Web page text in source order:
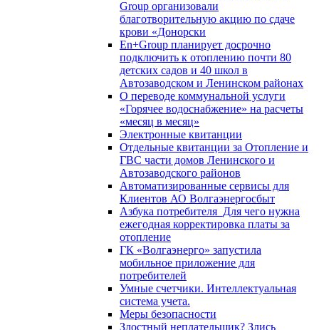
Group организовали
благотворительную акцию по сдаче
крови «Донорски
En+Group планирует досрочно
подключить к отоплению почти 80
детских садов и 40 школ в
Автозаводском и Ленинском районах
О переводе коммунальной услуги
«Горячее водоснабжение» на расчеты
«месяц в месяц»
Электронные квитанции
Отдельные квитанции за Отопление и
ГВС части домов Ленинского и
Автозаводского районов
Автоматизированные сервисы для
Клиентов АО Волгаэнергосбыт
Азбука потребителя_Для чего нужна
ежегодная корректировка платы за
отопление
ГК «Волгаэнерго» запустила
мобильное приложение для
потребителей
Умные счетчики. Интеллектуальная
система учета.
Меры безопасности
Злостный неплательщик? Злись